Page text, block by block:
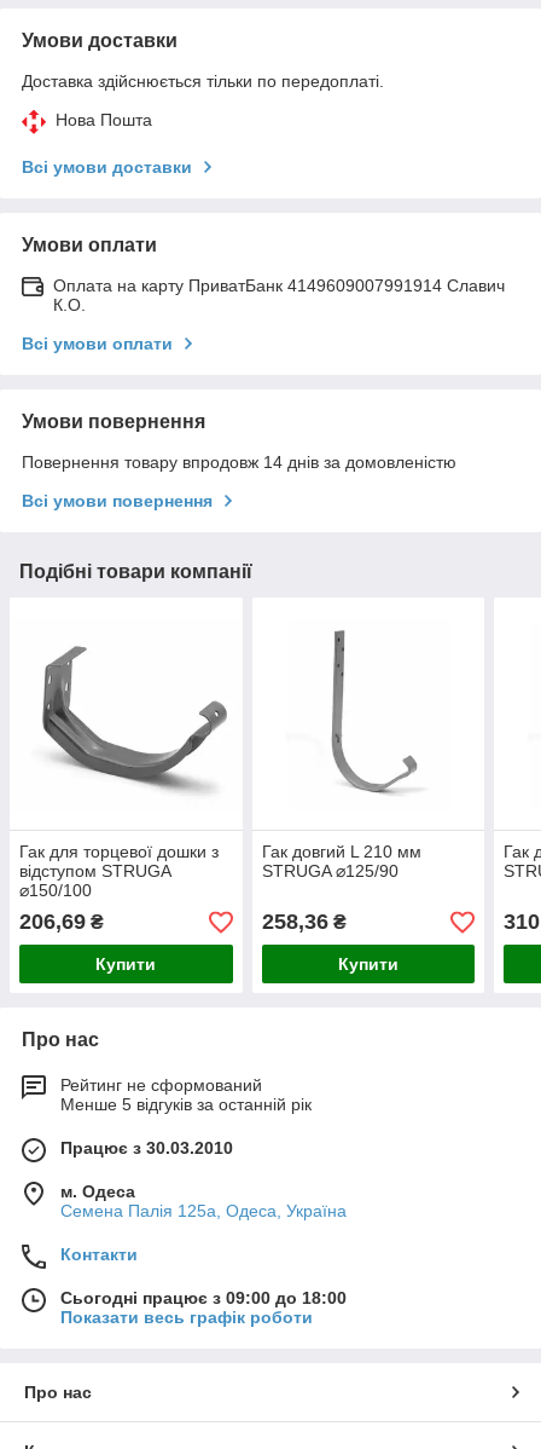
Умови доставки
Доставка здійснюється тільки по передоплаті.
Нова Пошта
Всі умови доставки
Умови оплати
Оплата на карту ПриватБанк 4149609007991914 Славич
К.О.
Всі умови оплати
Умови повернення
Повернення товару впродовж 14 днів за домовленістю
Всі умови повернення
Подібні товари компанії
Гак для торцевої дошки з
відступом STRUGA
⌀150/100
206,69 ₴
Купити
Гак довгий L 210 мм
STRUGA ⌀125/90
258,36₴
Купити
Гак
Про нас
Рейтинг не сформований
Менше 5 відгуків за останній рік
Працює з 30.03.2010
м. Одеса
Семена Палія 125а, Одеса, Україна
Контакти
Сьогодні працює з 09:00 до 18:00
Показати весь графік роботи
Про нас